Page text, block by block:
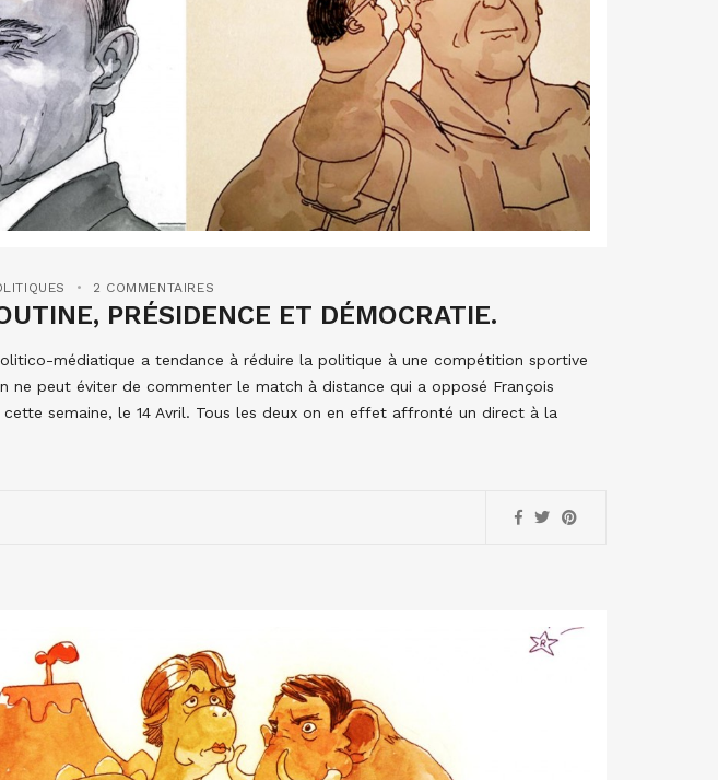
2 COMMENTAIRES
PRÉSIDENCE ET DÉMOCRATIE.
médiatique a tendance à réduire la politique à une compétition sportive
ne peut éviter de commenter le match à distance qui a opposé François
semaine, le 14 Avril. Tous les deux on en effet affronté un direct à la